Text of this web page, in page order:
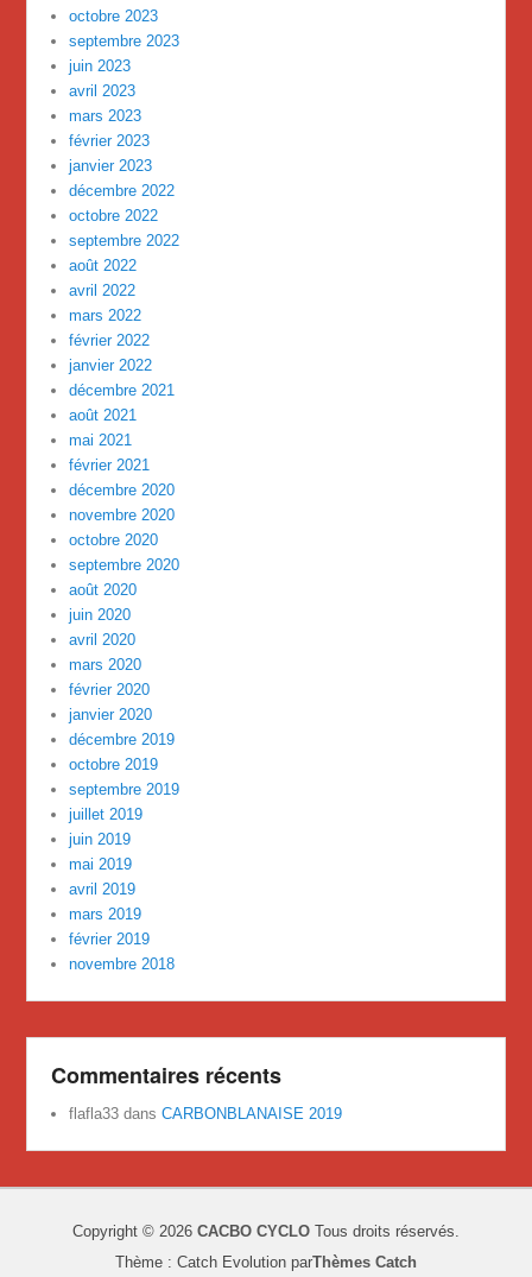
octobre 2023
septembre 2023
juin 2023
avril 2023
mars 2023
février 2023
janvier 2023
décembre 2022
octobre 2022
septembre 2022
août 2022
avril 2022
mars 2022
février 2022
janvier 2022
décembre 2021
août 2021
mai 2021
février 2021
décembre 2020
novembre 2020
octobre 2020
septembre 2020
août 2020
juin 2020
avril 2020
mars 2020
février 2020
janvier 2020
décembre 2019
octobre 2019
septembre 2019
juillet 2019
juin 2019
mai 2019
avril 2019
mars 2019
février 2019
novembre 2018
Commentaires récents
flafla33 dansCARBONBLANAISE 2019
Copyright © 2026 CACBO CYCLO Tous droits réservés.
Thème : Catch Evolution parThèmes Catch